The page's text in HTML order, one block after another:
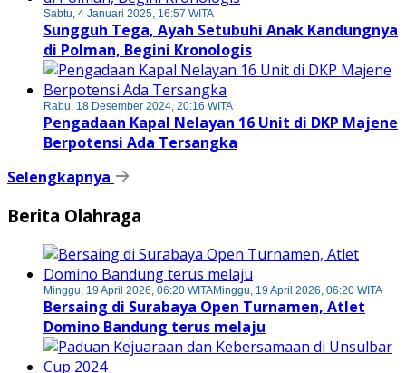
Sabtu, 4 Januari 2025, 16:57 WITA
Sungguh Tega, Ayah Setubuhi Anak Kandungnya
di Polman, Begini Kronologis
Rabu, 18 Desember 2024, 20:16 WITA
Pengadaan Kapal Nelayan 16 Unit di DKP Majene
Berpotensi Ada Tersangka
Selengkapnya
Berita Olahraga
Minggu, 19 April 2026, 06:20 WITAMinggu, 19 April 2026, 06:20 WITA
Bersaing di Surabaya Open Turnamen, Atlet
Domino Bandung terus melaju